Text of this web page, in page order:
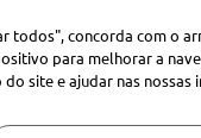
Médis
todos", concorda com o
para melhorar a
site e ajudar nas nossas